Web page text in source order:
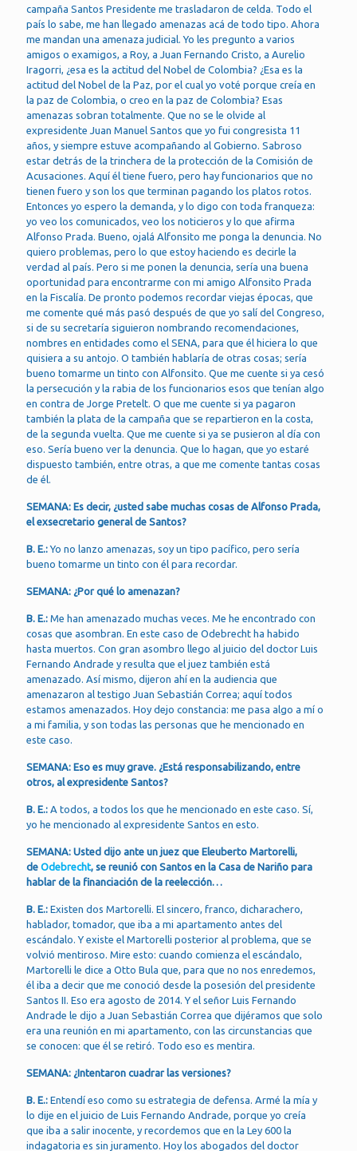
campaña Santos Presidente me trasladaron de celda. Todo el
país lo sabe, me han llegado amenazas acá de todo tipo. Ahora
me mandan una amenaza judicial. Yo les pregunto a varios
amigos o examigos, a Roy, a Juan Fernando Cristo, a Aurelio
Iragorri, ¿esa es la actitud del Nobel de Colombia? ¿Esa es la
actitud del Nobel de la Paz, por el cual yo voté porque creía en
la paz de Colombia, o creo en la paz de Colombia? Esas
amenazas sobran totalmente. Que no se le olvide al
expresidente Juan Manuel Santos que yo fui congresista 11
años, y siempre estuve acompañando al Gobierno. Sabroso
estar detrás de la trinchera de la protección de la Comisión de
Acusaciones. Aquí él tiene fuero, pero hay funcionarios que no
tienen fuero y son los que terminan pagando los platos rotos.
Entonces yo espero la demanda, y lo digo con toda franqueza:
yo veo los comunicados, veo los noticieros y lo que afirma
Alfonso Prada. Bueno, ojalá Alfonsito me ponga la denuncia. No
quiero problemas, pero lo que estoy haciendo es decirle la
verdad al país. Pero si me ponen la denuncia, sería una buena
oportunidad para encontrarme con mi amigo Alfonsito Prada
en la Fiscalía. De pronto podemos recordar viejas épocas, que
me comente qué más pasó después de que yo salí del Congreso,
si de su secretaría siguieron nombrando recomendaciones,
nombres en entidades como el SENA, para que él hiciera lo que
quisiera a su antojo. O también hablaría de otras cosas; sería
bueno tomarme un tinto con Alfonsito. Que me cuente si ya cesó
la persecución y la rabia de los funcionarios esos que tenían algo
en contra de Jorge Pretelt. O que me cuente si ya pagaron
también la plata de la campaña que se repartieron en la costa,
de la segunda vuelta. Que me cuente si ya se pusieron al día con
eso. Sería bueno ver la denuncia. Que lo hagan, que yo estaré
dispuesto también, entre otras, a que me comente tantas cosas
de él.
SEMANA: Es decir, ¿usted sabe muchas cosas de Alfonso Prada,
el exsecretario general de Santos?
B. E.:Yo no lanzo amenazas, soy un tipo pacífico, pero sería
bueno tomarme un tinto con él para recordar.
SEMANA: ¿Por qué lo amenazan?
B. E.: Me han amenazado muchas veces. Me he encontrado con
cosas que asombran. En este caso de Odebrecht ha habido
hasta muertos. Con gran asombro llego al juicio del doctor Luis
Fernando Andrade y resulta que el juez también está
amenazado. Así mismo, dijeron ahí en la audiencia que
amenazaron al testigo Juan Sebastián Correa; aquí todos
estamos amenazados. Hoy dejo constancia: me pasa algo a mí o
a mi familia, y son todas las personas que he mencionado en
este caso.
SEMANA: Eso es muy grave. ¿Está responsabilizando, entre
otros, al expresidente Santos?
B. E.: A todos, a todos los que he mencionado en este caso. Sí,
yo he mencionado al expresidente Santos en esto.
SEMANA: Usted dijo ante un juez que Eleuberto Martorelli,
de Odebrecht, se reunió con Santos en la Casa de Nariño para
hablar de la financiación de la reelección…
B. E.: Existen dos Martorelli. El sincero, franco, dicharachero,
hablador, tomador, que iba a mi apartamento antes del
escándalo. Y existe el Martorelli posterior al problema, que se
volvió mentiroso. Mire esto: cuando comienza el escándalo,
Martorelli le dice a Otto Bula que, para que no nos enredemos,
él iba a decir que me conoció desde la posesión del presidente
Santos II. Eso era agosto de 2014. Y el señor Luis Fernando
Andrade le dijo a Juan Sebastián Correa que dijéramos que solo
era una reunión en mi apartamento, con las circunstancias que
se conocen: que él se retiró. Todo eso es mentira.
SEMANA: ¿Intentaron cuadrar las versiones?
B. E.: Entendí eso como su estrategia de defensa. Armé la mía y
lo dije en el juicio de Luis Fernando Andrade, porque yo creía
que iba a salir inocente, y recordemos que en la Ley 600 la
indagatoria es sin juramento. Hoy los abogados del doctor